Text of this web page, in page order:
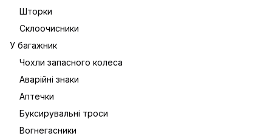
Шторки
Склоочисники
У багажник
Чохли запасного колеса
Аварійні знаки
Аптечки
Буксирувальні троси
Вогнегасники